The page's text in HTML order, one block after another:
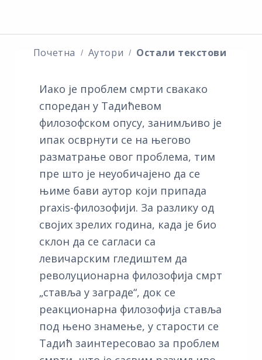
Почетна Аутори Остали текстови
Иако је проблем смрти свакако
споредан у Тадићевом
филозофском опусу, занимљиво је
ипак осврнути се на његово
разматрање овог проблема, тим
пре што је неуобичајено да се
њиме бави аутор који припада
praxis-филозофији. За разлику од
својих зрелих година, када је био
склон да се сагласи са
левичарским гледиштем да
револуционарна филозофија смрт
„ставља у заграде“, док се
реакционарна филозофија ставља
под њено знамење, у старости се
Тадић заинтересовао за проблем